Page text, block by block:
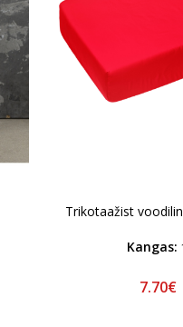
Trikotaažist
Kangas:
7.70€